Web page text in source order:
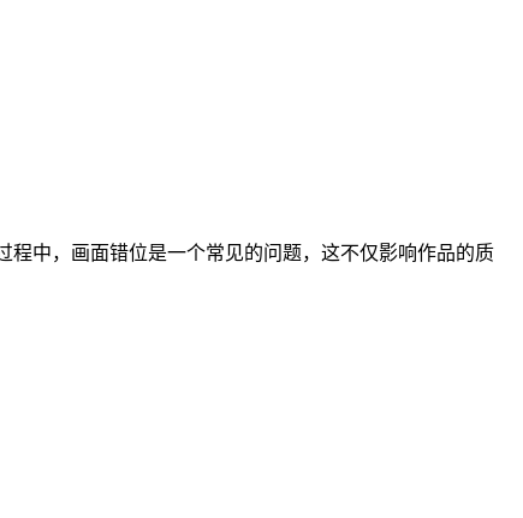
中，画面错位是一个常见的问题，这不仅影响作品的质